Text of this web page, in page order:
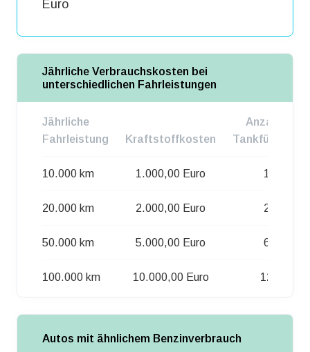
Euro
Jährliche Verbrauchskosten bei
unterschiedlichen Fahrleistungen
Jährliche
Fahrleistung
Kraftstoffkosten
Anzahl d.
Tankfüllungen
10.000 km 1.000,00 Euro 12
20.000 km 2.000,00 Euro 25
50.000 km 5.000,00 Euro 64
100.000 km 10.000,00 Euro 129
Autos mit ähnlichem Benzinverbrauch